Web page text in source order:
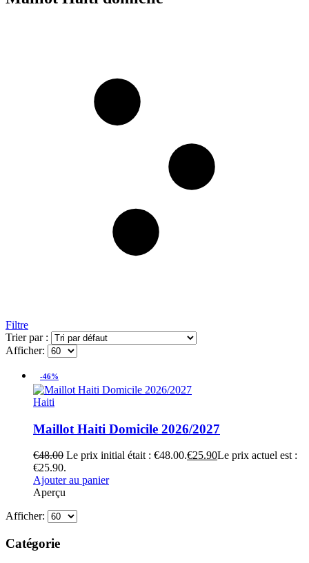
Filtre
Trier par :
Afficher:
-46%
Haiti
Maillot Haiti Domicile 2026/2027
€48.00 Le prix initial était : €48.00.€25.90Le prix actuel est :
€25.90.
Ajouter au panier
Aperçu
Afficher:
Catégorie